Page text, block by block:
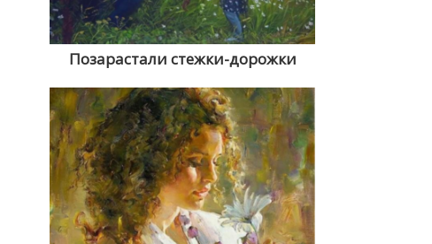
Позарастали стежки-дорожки